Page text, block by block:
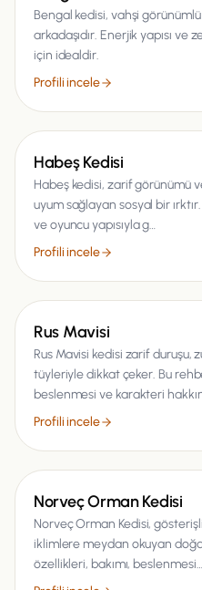
Bengal kedisi, vahşi
arkadaşıdır. Enerjik yapısı ve
için idealdir.
Profili incele
Kedi
Habeş Kedisi
Habeş kedisi, zarif görünümü
uyum sağlayan sosyal bir
ve oyuncu yapısıyla g…
Profili incele
Rus Mavisi
Rus Mavisi kedisi zarif duruşu,
tüyleriyle dikkat çeker. Bu
beslenmesi ve karakteri
Profili incele
Norveç Orman Kedisi
Norveç Orman Kedisi,
iklimlere meydan okuyan
özellikleri, bakımı, beslenmesi…